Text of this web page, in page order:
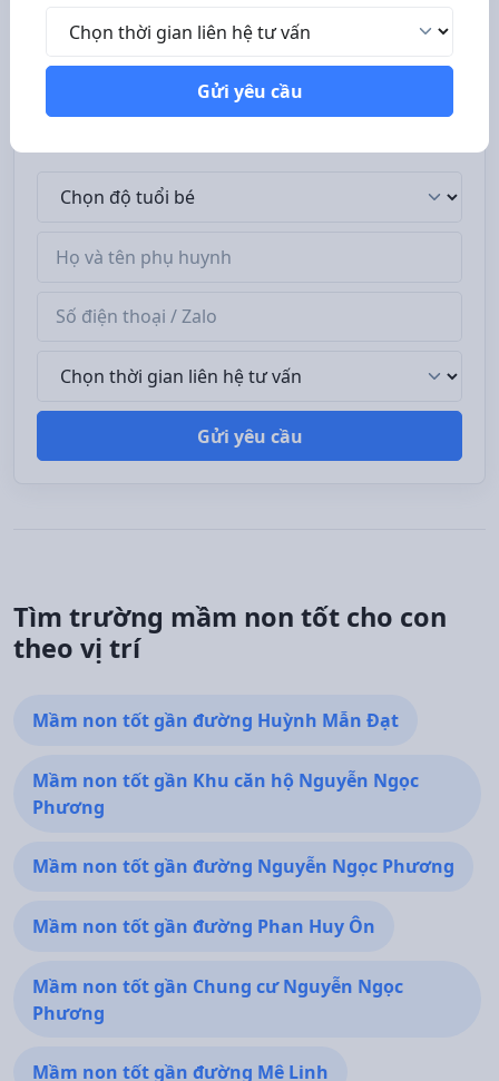
Trường mầm non Việt Đức - Huỳnh Mẫn Đạt
đề mà phụ huynh quan tâm: chương trình học, học phí,
Gửi yêu cầu
Tìm trường mầm non tốt cho con
theo vị trí
Mầm non tốt gần đường Huỳnh Mẫn Đạt
Mầm non tốt gần Khu căn hộ Nguyễn Ngọc
Phương
Mầm non tốt gần đường Nguyễn Ngọc Phương
Mầm non tốt gần đường Phan Huy Ôn
Mầm non tốt gần Chung cư Nguyễn Ngọc
Phương
Mầm non tốt gần đường Mê Linh
Gửi yêu cầu